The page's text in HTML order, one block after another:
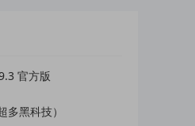
官方版
黑科技）